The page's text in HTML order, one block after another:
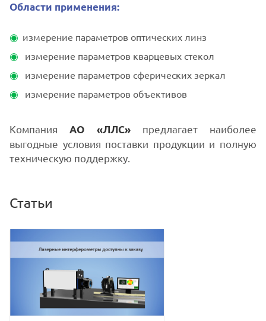
Области применения:
измерение параметров оптических линз
измерение параметров кварцевых стекол
измерение параметров сферических зеркал
измерение параметров объективов
Компания АО «ЛЛС»предлагает наиболее
выгодные условия поставки продукции и полную
техническую поддержку.
Статьи